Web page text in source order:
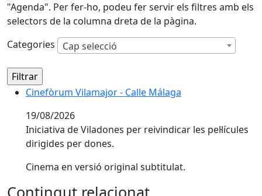
"Agenda". Per fer-ho, podeu fer servir els filtres amb els
selectors de la columna dreta de la pàgina.
Categories
Cap selecció
Cinefòrum Vilamajor - Calle Málaga
Cinefòrum Vilamajor - Calle Málaga
19/08/2026
Iniciativa de Viladones per reivindicar les pel·lícules
dirigides per dones.
Cinema en versió original subtitulat.
Contingut relacionat